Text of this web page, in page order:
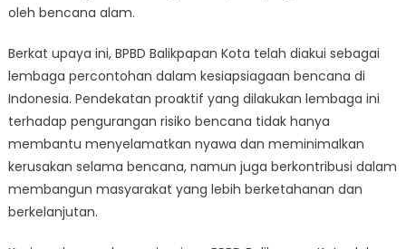
oleh bencana alam.
Berkat upaya ini, BPBD Balikpapan Kota telah diakui sebagai
lembaga percontohan dalam kesiapsiagaan bencana di
Indonesia. Pendekatan proaktif yang dilakukan lembaga ini
terhadap pengurangan risiko bencana tidak hanya
membantu menyelamatkan nyawa dan meminimalkan
kerusakan selama bencana, namun juga berkontribusi dalam
membangun masyarakat yang lebih berketahanan dan
berkelanjutan.